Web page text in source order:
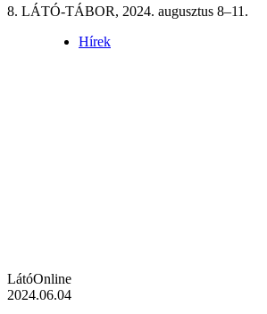
8. LÁTÓ-TÁBOR, 2024. augusztus 8–11.
Hírek
LátóOnline
2024.06.04